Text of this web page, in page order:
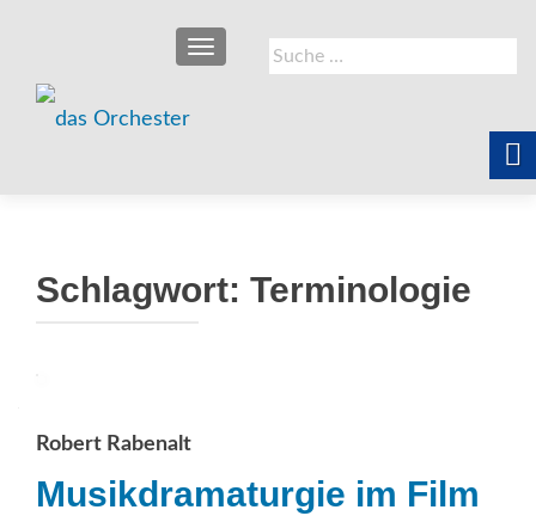
Suche
nach:
SCHALTE NAVIGATION
Schlagwort: Terminologie
Robert Rabenalt
Musikdramaturgie im Film